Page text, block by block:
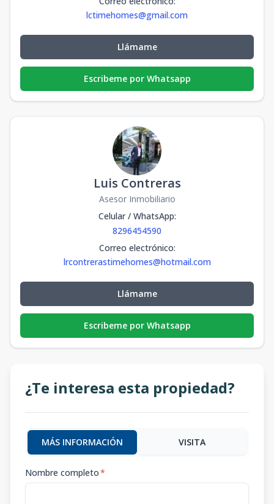
lctimehomes@gmail.com
Llámame
Escribeme por Whatsapp
Luis Contreras
Asesor Inmobiliario
Celular / WhatsApp:
8296454590
Correo electrónico:
lrcontrerastimehomes@hotmail.com
Llámame
Escribeme por Whatsapp
¿Te interesa esta propiedad?
MÁS INFORMACIÓN VISITA
Nombre completo*